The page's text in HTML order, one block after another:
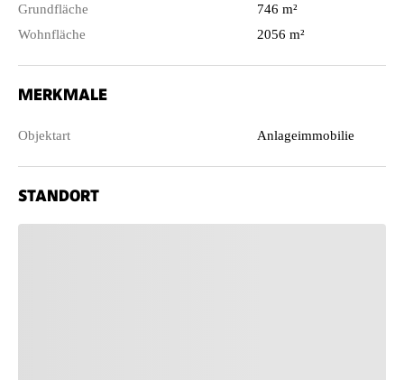
Grundfläche
746 m²
Wohnfläche
2056 m²
MERKMALE
Objektart Anlageimmobilie
STANDORT